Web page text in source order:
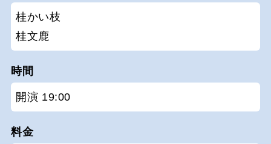
桂かい枝
桂文鹿
時間
開演 19:00
料金